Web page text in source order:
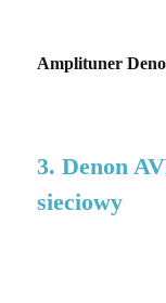
Amplituner
3. Denon
sieciowy